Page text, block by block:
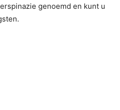
genoemd en kunt u